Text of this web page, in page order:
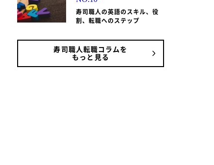
寿司職人の英語のスキル、役
割、転職へのステップ
寿司職人転職コラムを
もっと見る